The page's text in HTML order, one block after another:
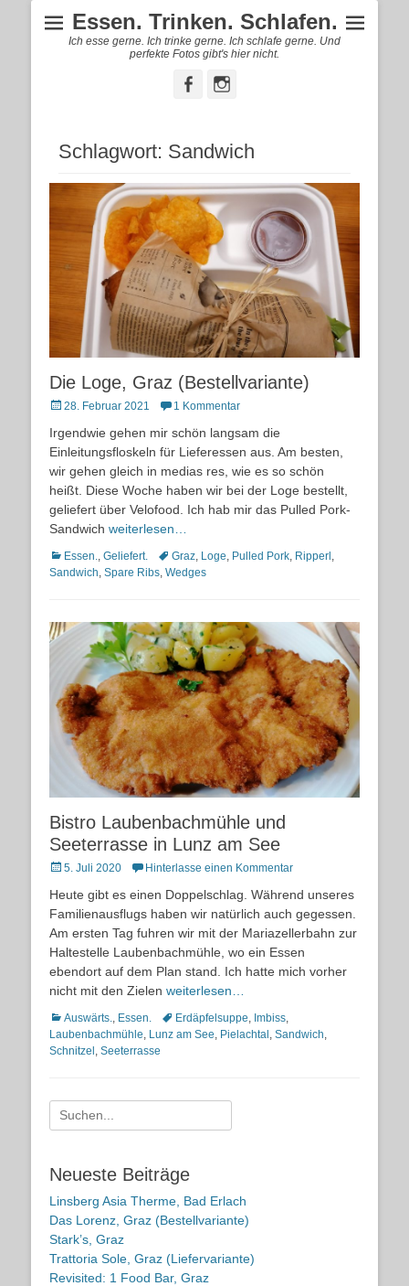
Essen. Trinken. Schlafen.
Ich esse gerne. Ich trinke gerne. Ich schlafe gerne. Und
perfekte Fotos gibt's hier nicht.
FacebookInstagram
Schlagwort: Sandwich
Die Loge, Graz (Bestellvariante)
Posted28. Februar 2021 1 Kommentar
Irgendwie gehen mir schön langsam die
Einleitungsfloskeln für Lieferessen aus. Am besten,
wir gehen gleich in medias res, wie es so schön
heißt. Diese Woche haben wir bei der Loge bestellt,
geliefert über Velofood. Ich hab mir das Pulled Pork-
Sandwich weiterlesen…
Kategorien
Essen., Geliefert. Schlagworte
Graz, Loge, Pulled Pork, Ripperl ,
Sandwich, Spare Ribs, Wedges
Bistro Laubenbachmühle und
Seeterrasse in Lunz am See
Posted
5. Juli 2020 Hinterlasse einen Kommentar
Heute gibt es einen Doppelschlag. Während unseres
Familienausflugs haben wir natürlich auch gegessen.
Am ersten Tag fuhren wir mit der Mariazellerbahn zur
Haltestelle Laubenbachmühle, wo ein Essen
ebendort auf dem Plan stand. Ich hatte mich vorher
nicht mit den Zielen weiterlesen…
Kategorien
Auswärts. Essen. Schlagworte
Erdäpfelsuppe Imbiss
Laubenbachmühle Lunz am See Pielachtal Sandwich
Schnitzel Seeterrasse
Suche
nach:
Neueste Beiträge
Linsberg Asia Therme, Bad Erlach
Das Lorenz, Graz (Bestellvariante)
Stark’s, Graz
Trattoria Sole, Graz (Liefervariante)
Revisited: 1 Food Bar, Graz